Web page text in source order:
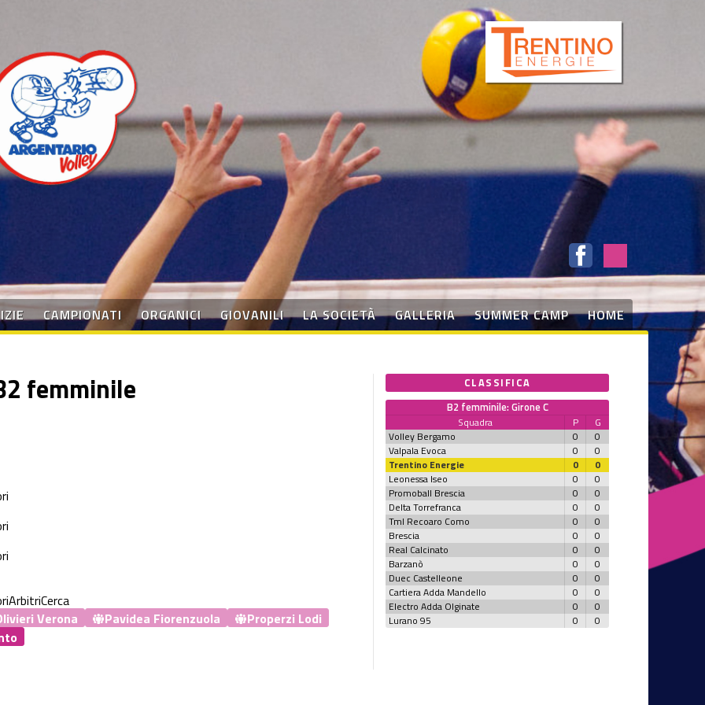
CAMPIONATI ORGANICI GIOVANILI LA SOCIETÀ GALLERIA SUMMER CAMP HOME
femminile
ArbitriCerca
Verona
Pavidea Fiorenzuola
Properzi Lodi
CLASSIFICA
B2 femminile: Girone C
Squadra P
G
Volley Bergamo
0
0
Valpala Evoca
0
0
Trentino Energie
0
0
Leonessa Iseo
0
0
Promoball Brescia
0
0
Delta Torrefranca
0
0
Tml Recoaro Como
0
0
Brescia
0
0
Real Calcinato
0
0
Barzanò
0
0
Duec Castelleone
0
0
Cartiera Adda Mandello
0
0
Electro Adda Olginate
0
0
Lurano 95
0 0